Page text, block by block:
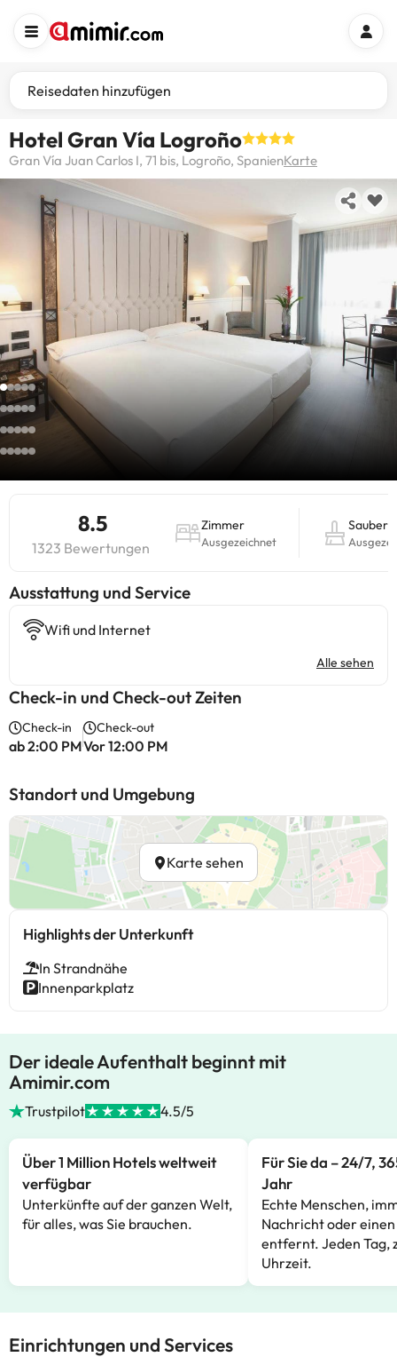
Reisedaten hinzufügen
Hotel Gran Vía Logroño
Gran Vía Juan Carlos I, 71 bis, Logroño, SpanienKarte
8.5
1323 Bewertungen
Zimmer
Ausgezeichnet
​Ausstattung und Service
Wifi und Internet
Alle sehen
Check-in und Check-out Zeiten
Check-in
ab 2:00 PM
Check-out
Vor 12:00 PM
Standort und Umgebung
Karte sehen
Highlights der Unterkunft
In Strandnähe
Innenparkplatz
Der ideale Aufenthalt beginnt mit
Amimir.com
Trustpilot 4.5/5
Über 1 Million Hotels weltweit
verfügbar
Unterkünfte auf der ganzen Welt,
für alles, was Sie brauchen.
Für Sie da – 24/7,
Jahr
Echte Menschen,
Nachricht oder
entfernt. Jeden Tag,
Uhrzeit.
Einrichtungen und Services